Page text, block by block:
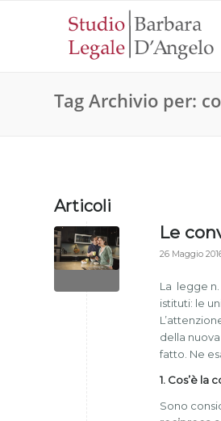
Tag Archivio per:
Articoli
Le
26 Maggio
La legge n.
istituti: le
della
fatto. Ne
1. Cos’è la
Sono